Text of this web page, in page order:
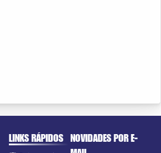
LINKS RÁPIDOS NOVIDADES POR E-